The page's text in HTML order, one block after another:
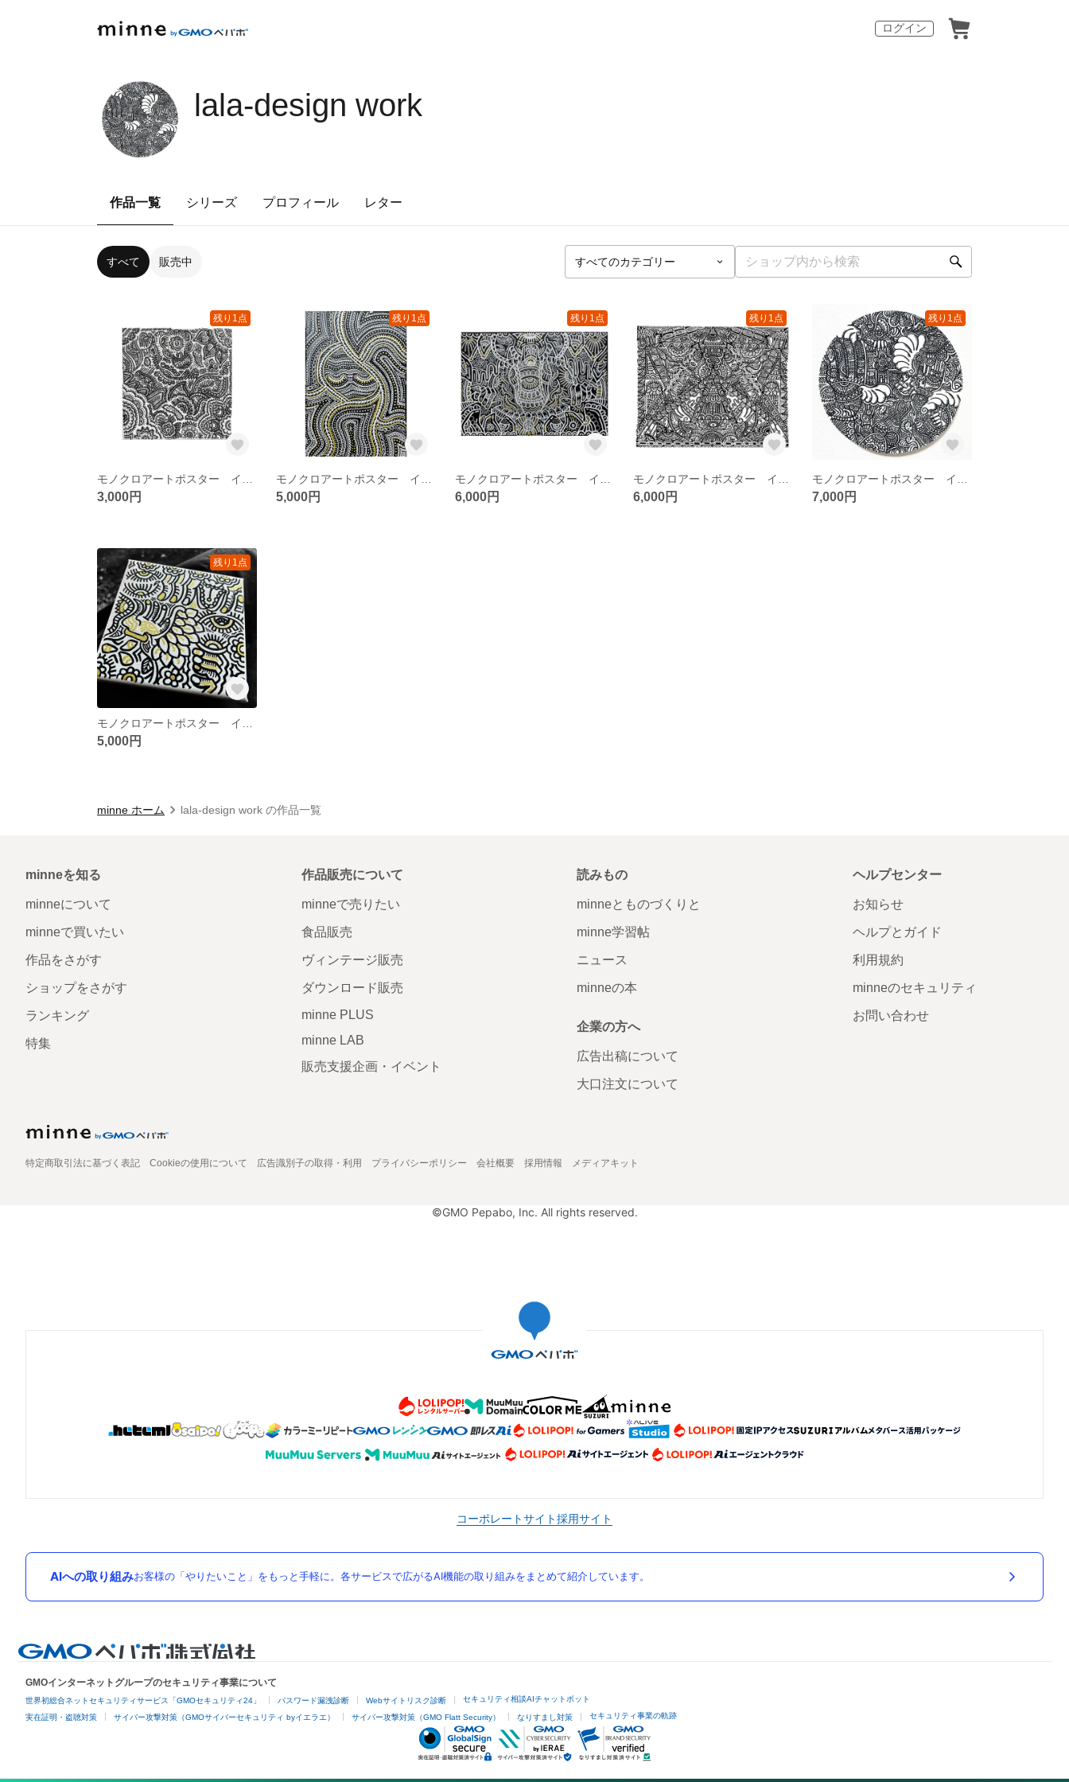
ログイン
lala-design work
作品一覧 シリーズ プロフィール レター
すべて 販売中
残り1点
3,000円
残り1点
5,000円
残り1点
6,000円
残り1点
6,000円
残り1点
7,000円
残り1点
5,000円
minne ホーム lala-design work の作品一覧
minneを知る
minneについて
minneで買いたい
作品をさがす
ショップをさがす
ランキング
特集
作品販売について
minneで売りたい
食品販売
ヴィンテージ販売
ダウンロード販売
minne PLUS
minne LAB
販売支援企画・イベント
読みもの
minneとものづくりと
minne学習帖
ニュース
minneの本
企業の方へ
広告出稿について
大口注文について
ヘルプセンター
お知らせ
ヘルプとガイド
利用規約
minneのセキュリティ
お問い合わせ
特定商取引法に基づく表記 Cookieの使用について 広告識別子の取得・利用 プライバシーポリシー 会社概要 採用情報 メディアキット
©GMO Pepabo, Inc. All rights reserved.
コーポレートサイト採用サイト
AIへの取り組みお客様の「やりたいこと」をもっと手軽に。各サービスで広がるAI機能の取り組みをまとめて紹介しています。
GMOインターネットグループのセキュリティ事業について
世界初総合ネットセキュリティサービス「GMOセキュリティ24」 パスワード漏洩診断 Webサイトリスク診断 セキュリティ相談AIチャットボット
実在証明・盗聴対策 サイバー攻撃対策（GMOサイバーセキュリティ byイエラエ） サイバー攻撃対策（GMO Flatt Security） なりすまし対策 セキュリティ事業の軌跡